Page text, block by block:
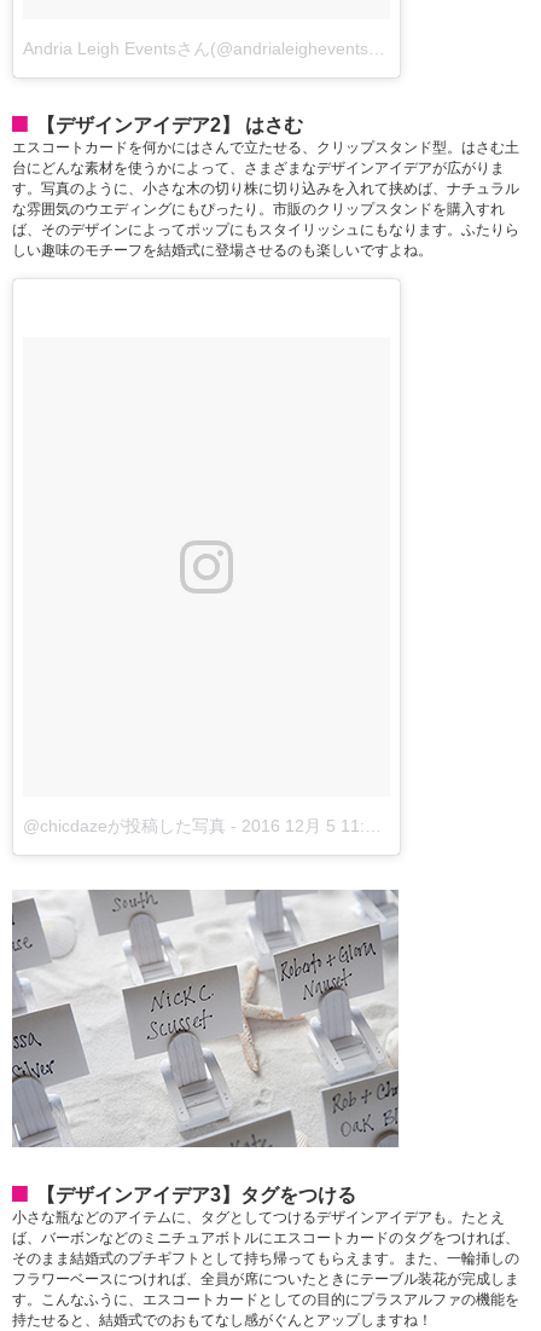
【デザインアイデア2】 はさむ
エスコートカードを何かにはさんで立たせる、クリップスタンド型。はさむ土
台にどんな素材を使うかによって、さまざまなデザインアイデアが広がりま
す。写真のように、小さな木の切り株に切り込みを入れて挟めば、ナチュラル
な雰囲気のウエディングにもぴったり。市販のクリップスタンドを購入すれ
ば、そのデザインによってポップにもスタイリッシュにもなります。ふたりら
しい趣味のモチーフを結婚式に登場させるのも楽しいですよね。
@chicdazeが投稿した写真 - 2016 12月 5 11:25午前 PST
【デザインアイデア3】タグをつける
小さな瓶などのアイテムに、タグとしてつけるデザインアイデアも。たとえ
ば、バーボンなどのミニチュアボトルにエスコートカードのタグをつければ、
そのまま結婚式のプチギフトとして持ち帰ってもらえます。また、一輪挿しの
フラワーベースにつければ、全員が席についたときにテーブル装花が完成しま
す。こんなふうに、エスコートカードとしての目的にプラスアルファの機能を
持たせると、結婚式でのおもてなし感がぐんとアップしますね！